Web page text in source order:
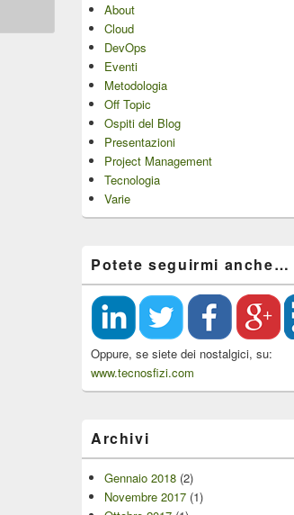
About
Cloud
DevOps
Eventi
Metodologia
Off Topic
Ospiti del Blog
Presentazioni
Project Management
Tecnologia
Varie
Potete seguirmi anche…
Oppure, se siete dei nostalgici, su:
www.tecnosfizi.com
Archivi
Gennaio 2018 (2)
Novembre 2017 (1)